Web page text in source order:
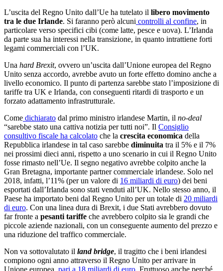
L’uscita del Regno Unito dall’Ue ha tutelato il libero movimento
tra le due Irlande. Si faranno però alcuni controlli al confine, in
particolare verso specifici cibi (come latte, pesce e uova). L’Irlanda
da parte sua ha interessi nella transizione, in quanto intrattiene forti
legami commerciali con l’UK.
Una hard Brexit, ovvero un’uscita dall’Unione europea del Regno
Unito senza accordo, avrebbe avuto un forte effetto domino anche a
livello economico. Il punto di partenza sarebbe stato l’imposizione di
tariffe tra UK e Irlanda, con conseguenti ritardi di trasporto e un
forzato adattamento infrastrutturale.
Come dichiarato dal primo ministro irlandese Martin, il no-deal
“sarebbe stato una cattiva notizia per tutti noi”. Il Consiglio
consultivo fiscale ha calcolato che la crescita economica della
Repubblica irlandese in tal caso sarebbe diminuita tra il 5% e il 7%
nei prossimi dieci anni, rispetto a uno scenario in cui il Regno Unito
fosse rimasto nell’Ue. Il segno negativo avrebbe colpito anche la
Gran Bretagna, importante partner commerciale irlandese. Solo nel
2018, infatti, l’11% (per un valore di 16 miliardi di euro) dei beni
esportati dall’Irlanda sono stati venduti all’UK. Nello stesso anno, il
Paese ha importato beni dal Regno Unito per un totale di 20 miliardi
di euro. Con una linea dura di Brexit, i due Stati avrebbero dovuto
far fronte a pesanti tariffe che avrebbero colpito sia le grandi che
piccole aziende nazionali, con un conseguente aumento del prezzo e
una riduzione del traffico commerciale.
Non va sottovalutato il land bridge, il tragitto che i beni irlandesi
compiono ogni anno attraverso il Regno Unito per arrivare in
Unione europea, pari a 18 miliardi di euro . Fruttuoso anche perché